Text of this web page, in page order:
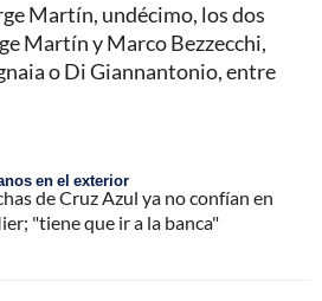
Martín, undécimo, los dos
Martín y Marco Bezzecchi,
o Di Giannantonio, entre
en el exterior
de Cruz Azul ya no confían en
"tiene que ir a la banca"